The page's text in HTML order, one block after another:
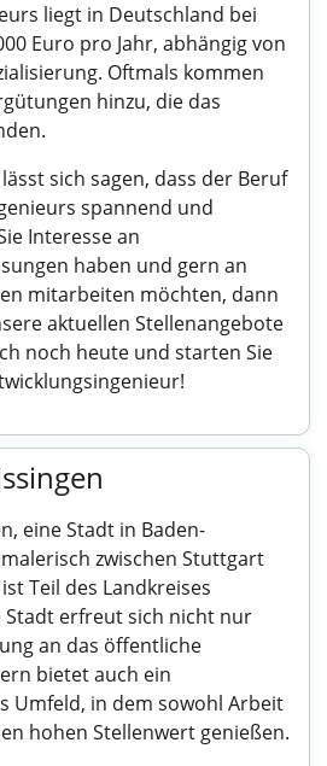
liegt in Deutschland bei
Euro pro Jahr, abhängig von
Oftmals kommen
hinzu, die das
sich sagen, dass der Beruf
spannend und
Interesse an
haben und gern an
mitarbeiten möchten, dann
aktuellen Stellenangebote
noch heute und starten Sie
eine Stadt in Baden-
zwischen Stuttgart
Teil des Landkreises
Stadt erfreut sich nicht nur
an das öffentliche
bietet auch ein
Umfeld, in dem sowohl Arbeit
hohen Stellenwert genießen.